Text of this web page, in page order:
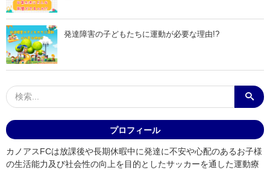
発達障害の子どもたちに運動が必要な理由!?
プロフィール
カノアスFCは放課後や長期休暇中に発達に不安や心配のあるお子様
の生活能力及び社会性の向上を目的としたサッカーを通した運動療